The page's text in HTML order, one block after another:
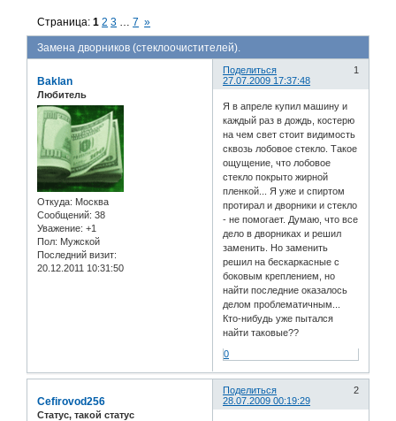
Замена дворников (стеклоочистителей).
Страница:1 2 3 7 »
Поделиться
1
27.07.2009 17:37:48
Baklan
Любитель
Откуда: Москва
Сообщений: 38
Уважение: +1
Пол: Мужской
Последний визит:
20.12.2011 10:31:50
Я в апреле купил машину и
каждый раз в дождь, костерю
на чем свет стоит видимость
сквозь лобовое стекло. Такое
ощущение, что лобовое
стекло покрыто жирной
пленкой... Я уже и спиртом
протирал и дворники и стекло
- не помогает. Думаю, что все
дело в дворниках и решил
заменить. Но заменить
решил на бескаркасные с
боковым креплением, но
найти последние оказалось
делом проблематичным...
Кто-нибудь уже пытался
найти таковые??
0
Поделиться
2
28.07.2009 00:19:29
Cefirovod256
Статус, такой статус